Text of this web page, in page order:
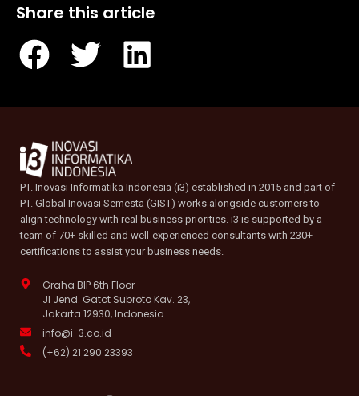
Share this article
PT. Inovasi Informatika Indonesia (i3) established in 2015 and part of
PT. Global Inovasi Semesta (GIST) works alongside customers to
align technology with real business priorities. i3 is supported by a
team of 70+ skilled and well-experienced consultants with 230+
certifications to assist your business needs.
Graha BIP 6th Floor
Jl Jend. Gatot Subroto Kav. 23,
Jakarta 12930, Indonesia
info@i-3.co.id
(+62) 21 290 23393